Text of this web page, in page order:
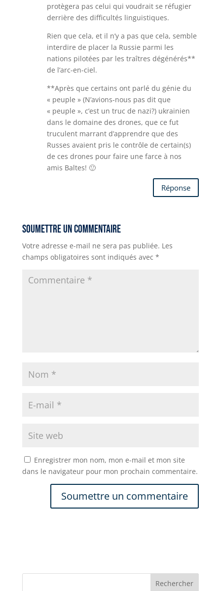
protègera pas celui qui voudrait se réfugier
derrière des difficultés linguistiques.
Rien que cela, et il n’y a pas que cela, semble
interdire de placer la Russie parmi les
nations pilotées par les traîtres dégénérés**
de l’arc-en-ciel.
**Après que certains ont parlé du génie du
« peuple » (N’avions-nous pas dit que
« peuple », c’est un truc de nazi?) ukrainien
dans le domaine des drones, que ce fut
truculent marrant d’apprendre que des
Russes avaient pris le contrôle de certain(s)
de ces drones pour faire une farce à nos
amis Baltes! 🙂
Réponse
Soumettre un commentaire
Votre adresse e-mail ne sera pas publiée. Les
champs obligatoires sont indiqués avec *
Enregistrer mon nom, mon e-mail et mon site
dans le navigateur pour mon prochain commentaire.